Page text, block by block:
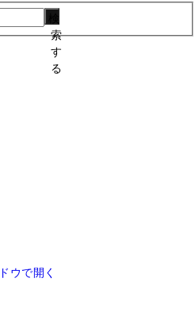
索
す
る
ウで開く